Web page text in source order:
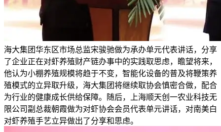
海大集团华东区市场总监宋骏驰做为承办单元代表讲话，分享
了企业正在对虾养殖财产链办事中的实践取思虑，瞻望将来，
他认为小棚养殖规模将趋于不变，智能化设备的普及将鞭策养
殖模式的立异取升级，海大集团将继续取协会慎密合做，配合
为行业的健康成长供给保障。随后，上海顺天创一农业科技无
限公司副总裁朝霞做为对虾协会会员代表单元讲话，对南美白
对虾养殖手艺立异做出了分享和思虑。